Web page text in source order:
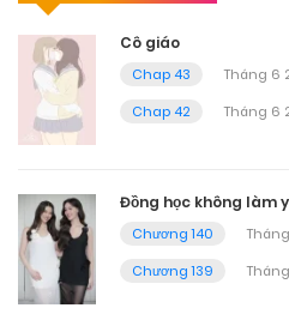
Cô giáo
Chap 43
Tháng 6
Chap 42
Tháng 6
Đồng học không làm
Chương 140
Chương 139